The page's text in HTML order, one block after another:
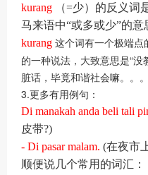
kurang （=少）的反义词
马来语中“或多或少”的意
kurang 这个词有一个极端点
的一种说法，大致意思是“
脏话，毕竟和谐社会嘛。。。
3.更多有用例句：
Di manakah anda beli tali
皮带?)
- Di pasar malam. (在夜市
顺便说几个常用的词汇：